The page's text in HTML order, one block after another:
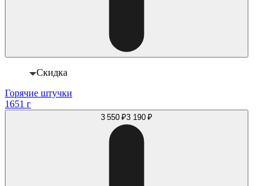
Скидка
Горячие штучки
1651 г
3 550 ₽3 190 ₽